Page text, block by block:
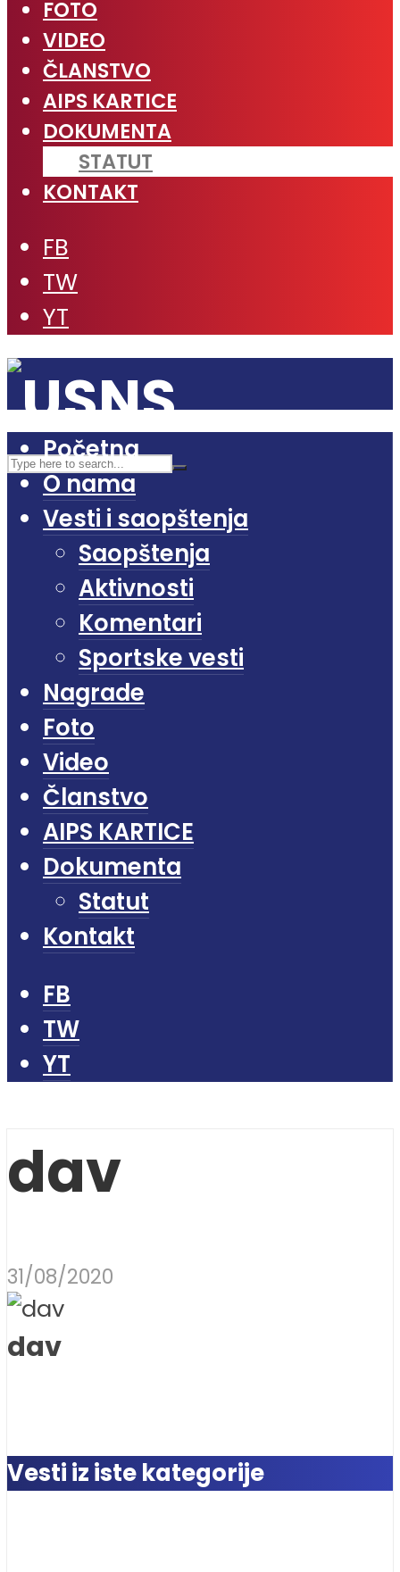
FOTO
VIDEO
ČLANSTVO
AIPS KARTICE
DOKUMENTA
STATUT
KONTAKT
FB
TW
YT
Početna
O nama
Vesti i saopštenja
Saopštenja
Aktivnosti
Komentari
Sportske vesti
Nagrade
Foto
Video
Članstvo
AIPS KARTICE
Dokumenta
Statut
Kontakt
FB
TW
YT
dav
31/08/2020
dav
Vesti iz iste kategorije